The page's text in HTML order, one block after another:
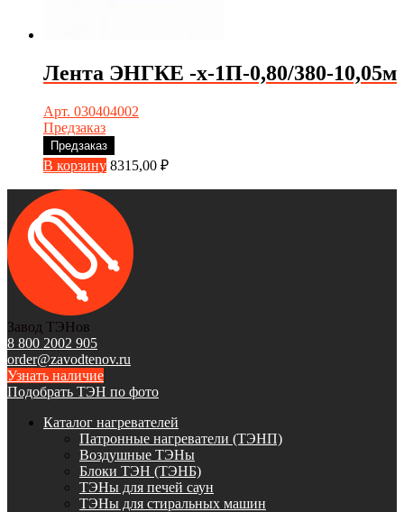
Лента ЭНГКЕ -х-1П-0,80/380-10,05м
Арт. 030404002
Предзаказ
Предзаказ
В корзину 8315,00 ₽
Завод ТЭНов
8 800 2002 905
order@zavodtenov.ru
Узнать наличие
Подобрать ТЭН по фото
Каталог нагревателей
Патронные нагреватели (ТЭНП)
Воздушные ТЭНы
Блоки ТЭН (ТЭНБ)
ТЭНы для печей саун
ТЭНы для стиральных машин